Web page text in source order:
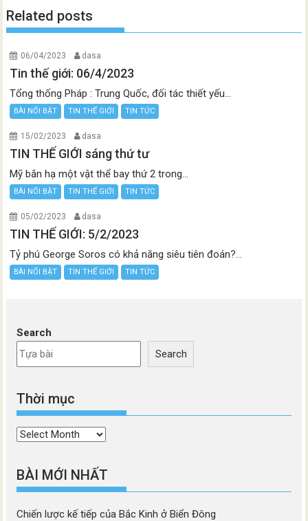
Related posts
06/04/2023 dasa
Tin thế giới: 06/4/2023
Tổng thống Pháp : Trung Quốc, đối tác thiết yếu...
BÀI NỔI BẬT TIN THẾ GIỚI TIN TỨC
15/02/2023 dasa
TIN THẾ GIỚI sáng thứ tư
Mỹ bắn hạ một vật thể bay thứ 2 trong...
BÀI NỔI BẬT TIN THẾ GIỚI TIN TỨC
05/02/2023 dasa
TIN THẾ GIỚI: 5/2/2023
Tỷ phú George Soros có khả năng siêu tiên đoán?...
BÀI NỔI BẬT TIN THẾ GIỚI TIN TỨC
Search
Search
Thời mục
Thời
BÀI MỚI NHẤT
Chiến lược kế tiếp của Bắc Kinh ở Biển Đông